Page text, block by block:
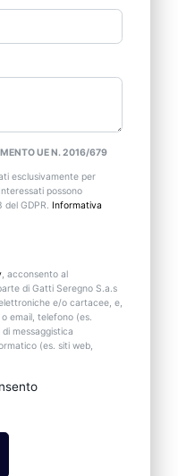
UE N. 2016/679
esclusivamente per
possono
GDPR. Informativa
, acconsento al
di Gatti Seregno S.a.s
e/o cartacee, e,
email, telefono (es.
messaggistica
(es. siti web,